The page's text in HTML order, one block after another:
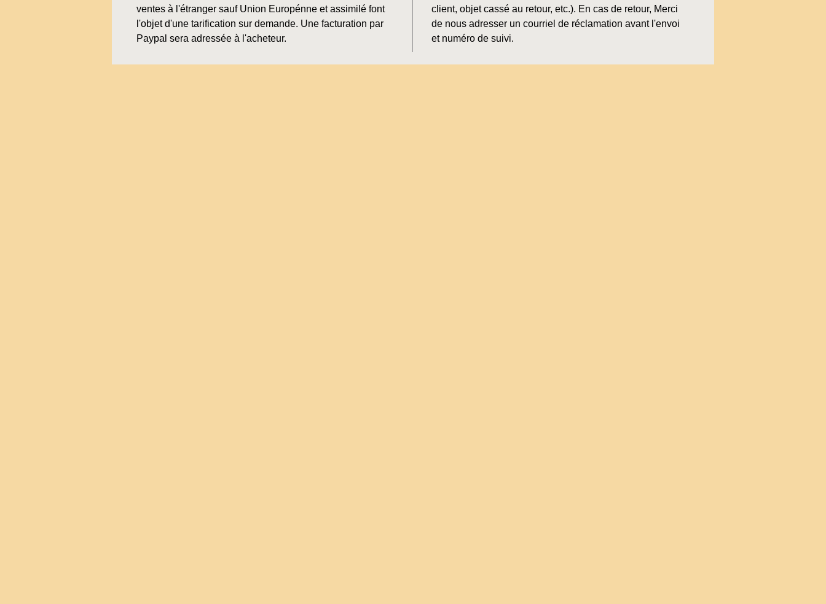
ventes à l'étranger sauf Union Europénne et assimilé font
l'objet d'une tarification sur demande. Une facturation par
Paypal sera adressée à l'acheteur.
client, objet cassé au retour, etc.). En cas de retour, Merci
de nous adresser un courriel de réclamation avant l'envoi
et numéro de suivi.